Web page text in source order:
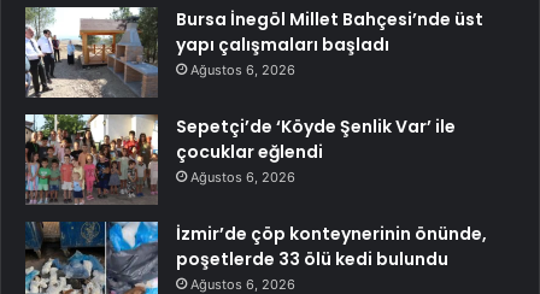
Bursa İnegöl Millet Bahçesi’nde üst
yapı çalışmaları başladı
Ağustos 6, 2026
Sepetçi’de ‘Köyde Şenlik Var’ ile
çocuklar eğlendi
Ağustos 6, 2026
İzmir’de çöp konteynerinin önünde,
poşetlerde 33 ölü kedi bulundu
Ağustos 6, 2026